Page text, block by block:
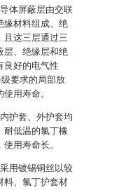
体屏蔽层由交联
缘材料组成、绝
且这三层通过三
层、绝缘层和绝
良好的电气性
要求的局部放
用寿命。
护套、外护套均
耐低温的氯丁橡
用寿命长。
用镀锡铜丝以较
料、氯丁护套材